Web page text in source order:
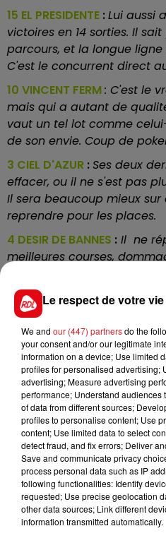
15 EL PRESIDENTE :Lui aussi
victoires en 14 sorties. Il
parcours, et la longue
C'est le concurrent direct
10 VINCENT FERM: C'est le
mais qui a autant de
vaut un tel lot comme
de son envie. Coup de
3 CIEL D'AZUR :Ses deux
effacer, ou il ne s'est pas
Il sera beaucoup mieux
reprendre pour les places.
4 DESIR DE BANNES : Il ne
meilleures courses,
numéro derrière
d'Enghien. Outsider
5 CESARIO BELLO
généralement toutes ses
candidats, il tentera de
11 MILLIE MILLIONNAIRE:
mois, il est revenu sur
bonne deuxième place sur
scandinnave a de la
de surprendre.
FIL D'ACTUS
Le respect de votre
We and our (447) partnersdo the
your consent and/or our legitimate
information on a device; Use limited
profiles for personalised advertising;
advertising; Measure advertising
performance; Understand audiences
of data from different sources;
profiles to personalise content; Use
content; Use limited data to select
detect fraud, and fix errors; Deliver
Save and communicate privacy
process personal data such as IP
following functionalities: Identify
requested; Use precise geolocation
other data sources; Link different
information transmitted automatically.